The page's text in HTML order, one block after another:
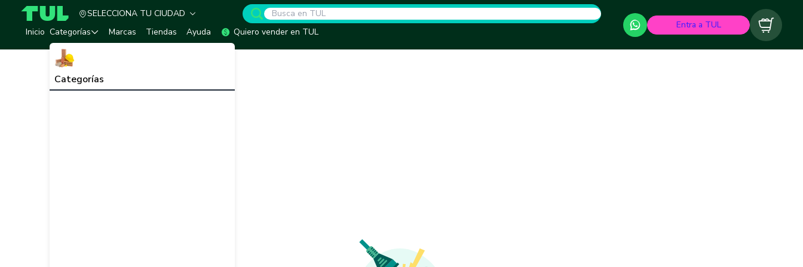
TUL - Tu Marketplace de Construcción
SELECCIONA TU CIUDAD
Inicio Categorías
Categorías
Marcas Tiendas Ayuda Quiero vender en TUL
Entra a TUL Carrito